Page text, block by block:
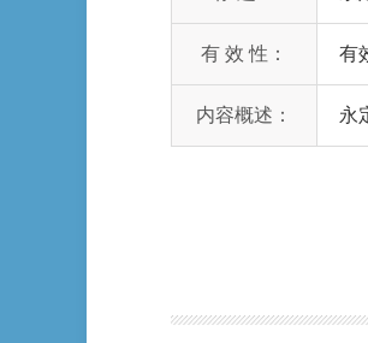
有 效 性： 有
内容概述： 永